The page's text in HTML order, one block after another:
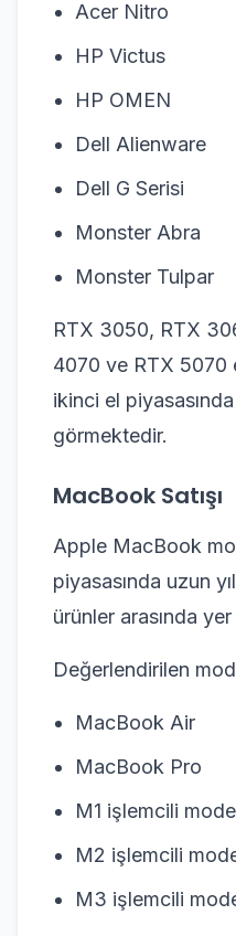
Acer Nitro
HP Victus
HP OMEN
Dell Alienware
Dell G Serisi
Monster Abra
Monster Tulpar
RTX 3050, RTX
4070 ve RTX 5070
ikinci el
görmektedir.
MacBook Satışı
Apple MacBook
piyasasında uzun
ürünler arasında yer
Değerlendirilen
MacBook Air
MacBook Pro
M1 işlemcili
M2 işlemcili
M3 işlemcili